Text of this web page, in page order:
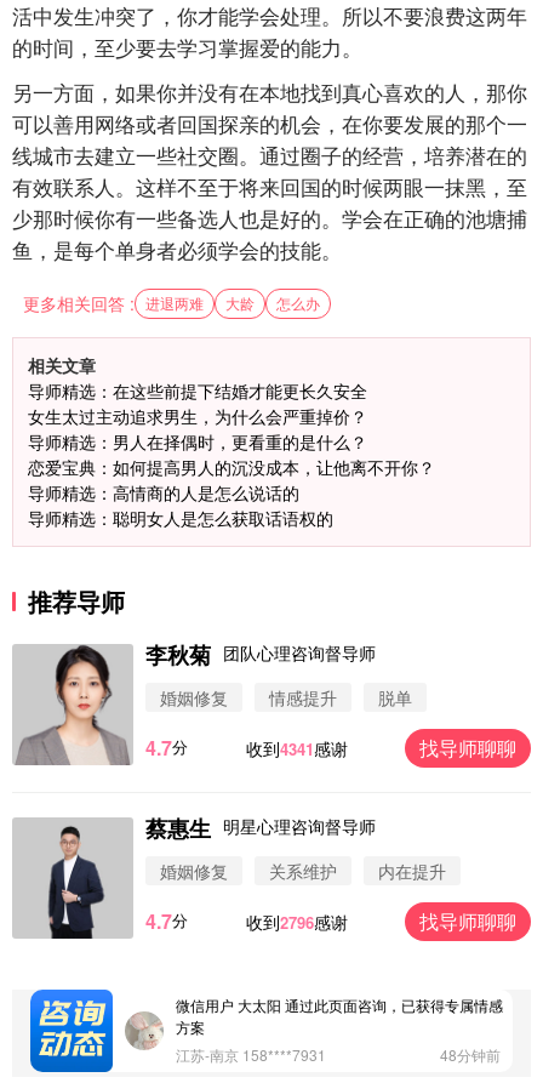
活中发生冲突了，你才能学会处理。所以不要浪费这两年
的时间，至少要去学习掌握爱的能力。
另一方面，如果你并没有在本地找到真心喜欢的人，那你
可以善用网络或者回国探亲的机会，在你要发展的那个一
线城市去建立一些社交圈。通过圈子的经营，培养潜在的
有效联系人。这样不至于将来回国的时候两眼一抹黑，至
少那时候你有一些备选人也是好的。学会在正确的池塘捕
鱼，是每个单身者必须学会的技能。
更多相关回答 : 进退两难 大龄 怎么办
相关文章
导师精选：在这些前提下结婚才能更长久安全
女生太过主动追求男生，为什么会严重掉价？
导师精选：男人在择偶时，更看重的是什么？
恋爱宝典：如何提高男人的沉没成本，让他离不开你？
导师精选：高情商的人是怎么说话的
导师精选：聪明女人是怎么获取话语权的
推荐导师
李秋菊 团队心理咨询督导师
婚姻修复
情感提升 脱单
4.7分 收到4341感谢 找导师聊聊
蔡惠生 明星心理咨询督导师
婚姻修复
关系维护 内在提升
4.7分 收到2796感谢 找导师聊聊
微信用户 圆圈 通过此页面咨询，已获得专属情感方
案
微信用户 Vnno 通过此页面咨询，已获得专属情感方
微信用户 大太阳 通过此页面咨询，已获得专属情感
方案
江苏-南京 158****7931
48分钟前